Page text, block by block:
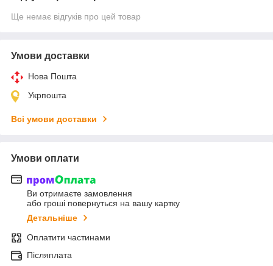
Ще немає відгуків про цей товар
Умови доставки
Нова Пошта
Укрпошта
Всі умови доставки
Умови оплати
Ви отримаєте замовлення
або гроші повернуться на вашу картку
Детальніше
Оплатити частинами
Післяплата